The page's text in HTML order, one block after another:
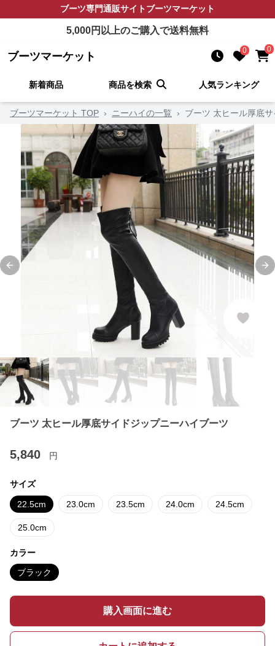
ブーツ専門通販サイトブーツマーケット
5,000円以上のご購入で送料無料
ブーツマーケット 0 0
新着商品 商品を検索 人気ランキング
ブーツマーケット TOP › ニーハイの一覧 › ブーツ 太ヒール厚底
Previous slide
ブーツ 太ヒール厚底サイドジップニーハイブーツ
5,840 円
サイズ
22.5cm 23.0cm 23.5cm 24.0cm 24.5cm
25.0cm
カラー
ブラック
購入画面に進む